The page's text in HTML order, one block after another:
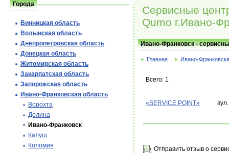
Сервисные
Qumo г.Ивано-
Ивано-Франковск -
Главная Ивано-
Всего: 1
«SERVICE POINT»
Отправить отзыв о
Города
Винницкая область
Волынская область
Днепропетровская область
Донецкая область
Житомирская область
Закарпатская область
Запорожская область
Ивано-Франковская область
Ворохта
Долина
Ивано-Франковск
Калуш
Коломия